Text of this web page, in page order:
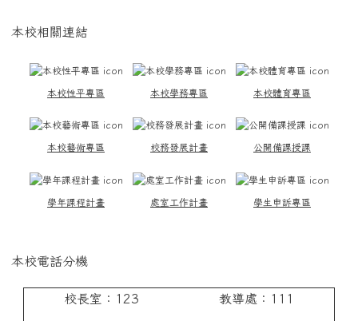
本校相關連結
本校性平專區 本校學務專區 本校體育專區
本校藝術專區 校務發展計畫 公開備課授課
學年課程計畫 處室工作計畫 學生申訴專區
本校電話分機
校長室：123 教導處：111